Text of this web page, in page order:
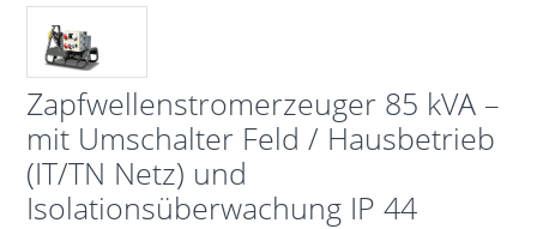
Zapfwellenstromerzeuger 85 kVA –
mit Umschalter Feld / Hausbetrieb
(IT/TN Netz) und
Isolationsüberwachung IP 44